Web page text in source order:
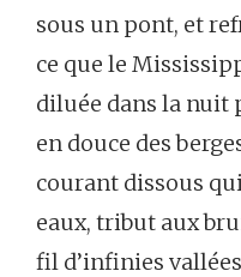
sous un pont, et
ce que le
diluée dans la nuit
en douce des
courant dissous
eaux, tribut aux
fil d’infinies vallées